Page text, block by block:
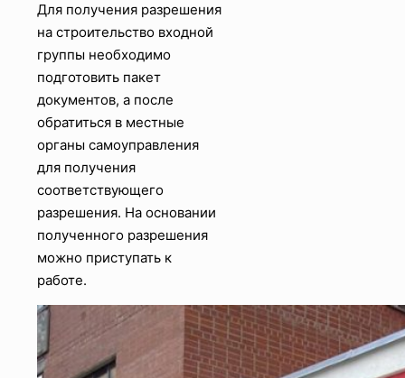
Для получения разрешения
на строительство входной
группы необходимо
подготовить пакет
документов, а после
обратиться в местные
органы самоуправления
для получения
соответствующего
разрешения. На основании
полученного разрешения
можно приступать к
работе.